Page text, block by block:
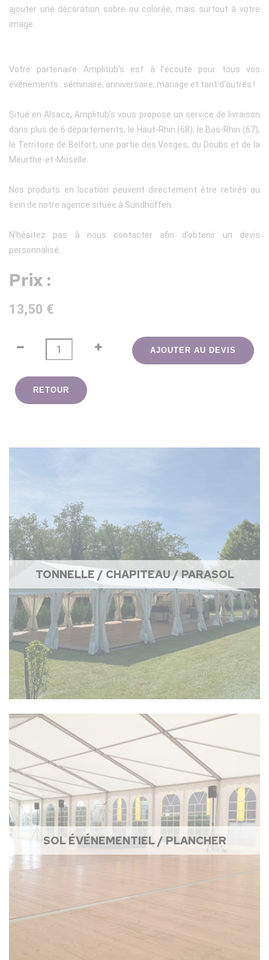
ajouter une décoration sobre ou colorée, mais surtout à votre
image.
Votre partenaire Amplitub's est à l’écoute pour tous vos
événements : séminaire, anniversaire, mariage et tant d’autres !
Situé en Alsace, Amplitub’s vous propose un service de livraison
dans plus de 6 départements, le Haut-Rhin (68), le Bas-Rhin (67),
le Territoire de Belfort, une partie des Vosges, du Doubs et de la
Meurthe-et-Moselle.
Nos produits en location peuvent directement être retirés au
sein de notre agence située à Sundhoffen.
N’hésitez pas à nous contacter afin d’obtenir un devis
personnalisé.
Prix :
13,50 €
AJOUTER AU DEVIS
RETOUR
TONNELLE / CHAPITEAU / PARASOL
SOL ÉVÉNEMENTIEL / PLANCHER